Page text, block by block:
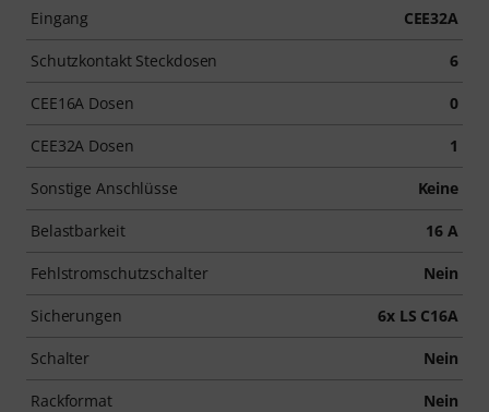
Eingang CEE32A
Schutzkontakt Steckdosen 6
CEE16A Dosen 0
CEE32A Dosen 1
Sonstige Anschlüsse Keine
Belastbarkeit 16 A
Fehlstromschutzschalter Nein
Sicherungen 6x LS C16A
Schalter Nein
Rackformat Nein